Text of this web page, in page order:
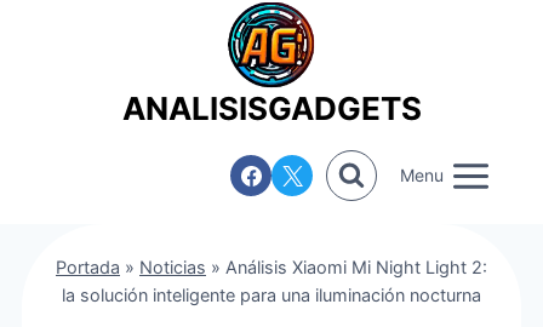
ANALISISGADGETS
Menu
Portada » Noticias » Análisis Xiaomi Mi Night Light 2:
la solución inteligente para una iluminación nocturna